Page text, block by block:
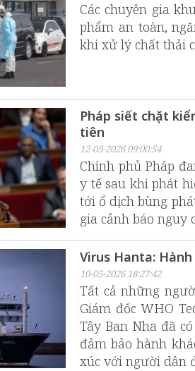
Các chuyên gia
phẩm an toàn,
khi xử lý chất thải
Pháp siết chặt
tiên
12-05-2026 09:00:54
Chính phủ Pháp
y tế sau khi phát
tới ổ dịch bùng
gia cảnh báo nguy
Virus Hanta:
10-05-2026 18:27:42
Tất cả những
Giám đốc WHO
Tây Ban Nha đã
đảm bảo hành
xúc với người dân